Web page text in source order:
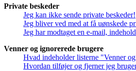
Private beskeder
Jeg kan ikke sende private beskeder!
Jeg bliver ved med at få uønskede
Jeg har modtaget en e-mail,
Venner og ignorerede brugere
Hvad indeholder listerne "Venner
Hvordan tilføjer og fjerner jeg